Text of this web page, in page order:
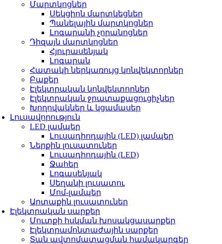
Մարտկոցներ
Սեկցիոն մարտկեցներ
Պանելային մարտկոցներ
Լոգարանի չորանոցներ
Դիզայն մարտկոցներ
Հյուրասենյակ
Լոգարան
Հատակի ներկառույց կոնվեկտորներ
Բաքեր
Էլեկտրական կոնվեկտորներ
Էլեկտրական ջրատաքացուցիչներ
Խողովակներ և կցամասեր
Լուսավորություն
LED լամպեր
Լուսադիոդային (LED) լամպեր
Ներքին լուսատուներ
Լուսադիոդային (LED)
Ջահեր
Լոգասենյակ
Սեղանի լուսատու
Մոմ-լամպեր
Արտաքին լուսատուներ
Էլեկտրական սարքեր
Մուտքի հսկման խոսակցասարքեր
Էլեկտրամոնտաժային սարքեր
Տան ավտոմատացման համակարգեր